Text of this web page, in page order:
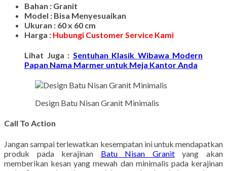
Bahan : Granit
Model : Bisa Menyesuaikan
Ukuran : 60 x 60 cm
Harga : Hubungi Customer Service Kami
Lihat Juga : Sentuhan Klasik Wibawa Modern
Papan Nama Marmer untuk Meja Kantor Anda
Design Batu Nisan Granit Minimalis
Call To Action
Jangan sampai terlewatkan kesempatan ini untuk mendapatkan
produk pada kerajinan Batu Nisan Granityang akan
memberikan kesan yang mewah dan minimalis pada kerajinan